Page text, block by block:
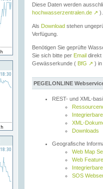
Diese Daten werden
hochwasserzentralen.de ↗ ).
Als Download stehen
Verfügung.
Benötigen Sie geprüfte
Sie sich bitte per Email direkt
Gewässerkunde ( BfG ↗ ) in
PEGELONLINE
REST- und XML-
XML-
Downloads
Geografische
Web Map
Web
SOS